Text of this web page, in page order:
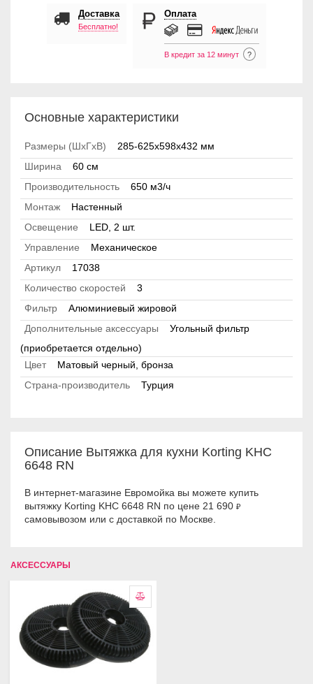
Доставка
Бесплатно!
Оплата
В кредит за 12 минут ?
Основные характеристики
Размеры (ШхГхВ)
285-625х598х432 мм
Ширина
60 см
Производительность
650 м3/ч
Монтаж
Настенный
Освещение
LED, 2 шт.
Управление
Механическое
Артикул
17038
Количество скоростей
3
Фильтр
Алюминиевый жировой
Дополнительные аксессуары
Угольный фильтр
(приобретается отдельно)
Цвет
Матовый черный, бронза
Страна-производитель
Турция
Описание Вытяжка для кухни Korting KHC
6648 RN
В интернет-магазине Евромойка вы можете купить
вытяжку Korting KHC 6648 RN по цене 21 690 ₽
самовывозом или с доставкой по Москве.
АКСЕССУАРЫ